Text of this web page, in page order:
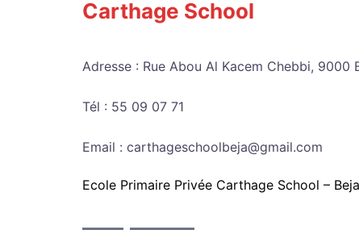
Carthage School
Adresse : Rue Abou Al Kacem Chebbi, 9000
Tél : 55 09 07 71
Email : carthageschoolbeja@gmail.com
Ecole Primaire Privée Carthage School –